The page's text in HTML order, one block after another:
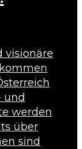
visionäre
und
werden
über
sind